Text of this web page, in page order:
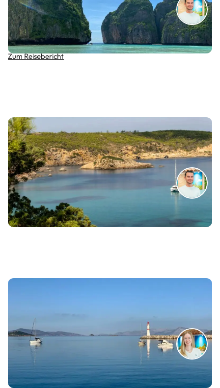
Paradiesisches Thailand: Zwischen Regenwald,
Strand und Kulinarik
Zum Reisebericht
Ibiza – Der perfekte Partyurlaub in Sant Antoni
Zum Reisebericht
Reisebericht türkische Ägäis – Highlights in Bodrum
Zum Reisebericht